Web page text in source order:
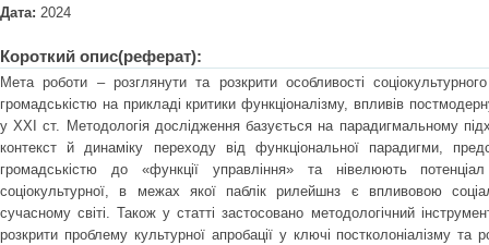
Дата: 2024
Короткий опис(реферат):
Мета роботи – розглянути та розкрити особливості
громадськістю на прикладі критики функціоналізму, впливів
у ХХІ ст. Методологія дослідження базується на парадигмальному
контекст й динаміку переходу від функціональної парадигми,
громадськістю до «функції управління» та нівелюють
соціокультурної, в межах якої паблік рилейшнз є впливовою
сучасному світі. Також у статті застосовано методологічний
розкрити проблему культурної апробації у ключі постколоніалізму та